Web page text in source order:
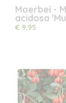
Moerbei -
acidosa
€ 9,95